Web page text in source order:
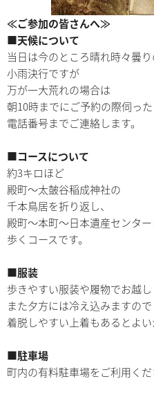
≪ご参加の皆さんへ≫
■天候について
当日は今のところ晴れ時々曇り
小雨決行ですが
万が一大荒れの場合は
朝10時までにご予約の際伺った
電話番号までご連絡します。
■コースについて
約3キロほど
殿町～太皷谷稲成神社の
千本鳥居を折り返し、
殿町～本町～日本遺産センタ
歩くコースです。
■服装
歩きやすい服装や履物でお越し
また夕方には冷え込みますので
着脱しやすい上着もあるとよい
■駐車場
町内の有料駐車場をご利用くだ